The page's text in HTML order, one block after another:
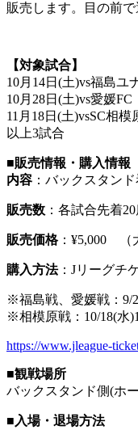
販売します。目の前
【対象試合】
10月14日(土)vs福島ユ
10月28日(土)vs愛媛FC
11月18日(土)vsSC相模
以上3試合
■販売情報・購入情報
内容 ：バックスタン
販売数 ：各試合先着
販売価格：¥5,000 （
購入方法：Jリーグチ
※福島戦、愛媛戦：9/
※相模原戦：10/18(水
https://www.jleague-
■観戦場所
バックスタンド側(ホ
■入場・退場方法